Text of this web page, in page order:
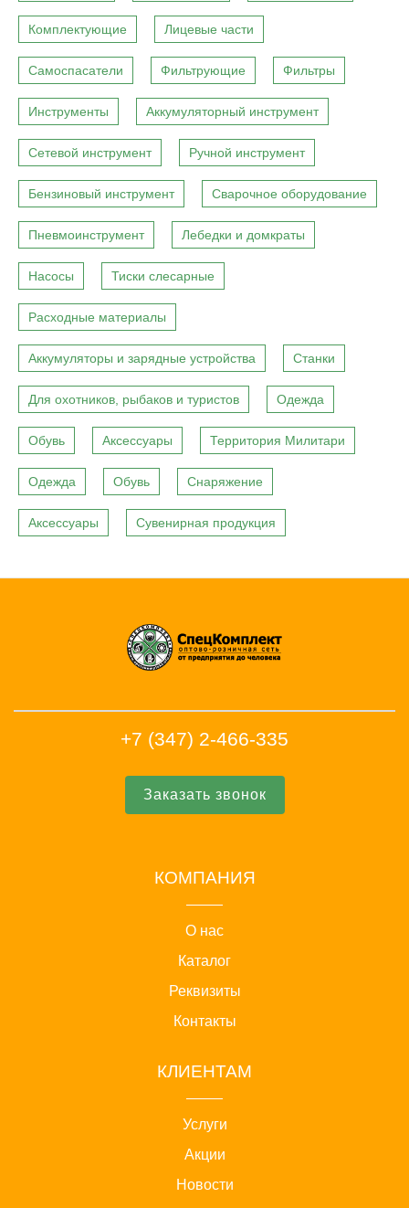
Комплектующие Лицевые части
Самоспасатели Фильтрующие Фильтры
Инструменты Аккумуляторный инструмент
Сетевой инструмент Ручной инструмент
Бензиновый инструмент Сварочное оборудование
Пневмоинструмент Лебедки и домкраты
Насосы Тиски слесарные
Расходные материалы
Аккумуляторы и зарядные устройства Станки
Для охотников, рыбаков и туристов Одежда
Обувь Аксессуары Территория Милитари
Одежда Обувь Снаряжение
Аксессуары Сувенирная продукция
+7 (347) 2-466-335
Заказать звонок
КОМПАНИЯ
О нас
Каталог
Реквизиты
Контакты
КЛИЕНТАМ
Услуги
Акции
Новости